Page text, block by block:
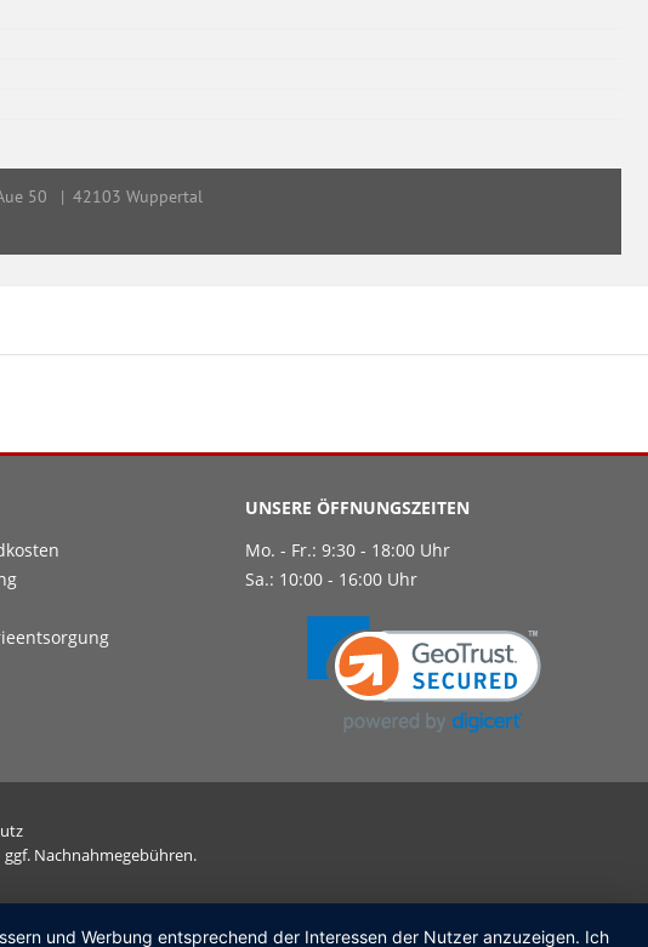
UNSERE ÖFFNUNGSZEITEN
Mo. - Fr.: 9:30 - 18:00 Uhr
Sa.: 10:00 - 16:00 Uhr
Nachnahmegebühren.
und Werbung entsprechend der Interessen der Nutzer anzuzeigen. Ich